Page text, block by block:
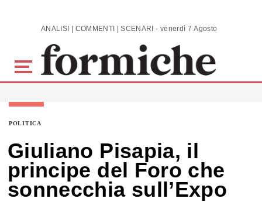
Skip to main content ANALISI | COMMENTI | SCENARI - venerdì 7 Agosto 2026
POLITICA
Giuliano Pisapia, il
principe del Foro che
sonnecchia sull’Expo